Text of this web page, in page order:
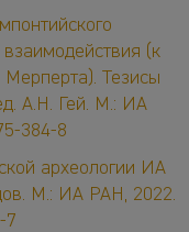
(к
Тезисы
А.Н. Гей. М.: ИА
384-8
археологии ИА
М.: ИА РАН, 2022.
7